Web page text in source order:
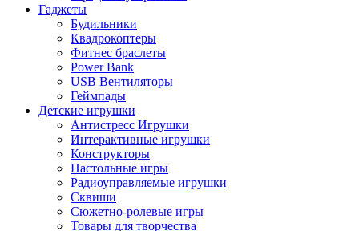
Гаджеты
Будильники
Квадрокоптеры
Фитнес браслеты
Power Bank
USB Вентиляторы
Геймпады
Детские игрушки
Антистресс Игрушки
Интерактивные игрушки
Конструкторы
Настольные игры
Радиоуправляемые игрушки
Сквиши
Сюжетно-ролевые игры
Товары для творчества